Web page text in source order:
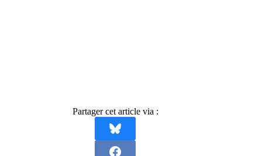
Partager cet article via :